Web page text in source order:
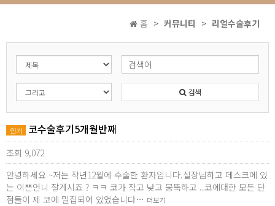
홈 커뮤니티 리얼수술후기
검색
인기 코수술후기5개월반째
조회 9,072
안녕하세요 ~저는 작년12월에 수술한 환자입니다.실장님하고 데스크에 있
는 이쁜언니 잘계시죠 ? ㅋㅋ 코가 작고 낮고 뭉뚝하고 ..코에대한 모든 단
점들이 제 코에 밀집되어 있었습니다… 더보기